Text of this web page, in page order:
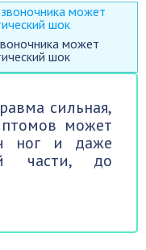
может
шок
сильная,
может
ног и даже
части, до